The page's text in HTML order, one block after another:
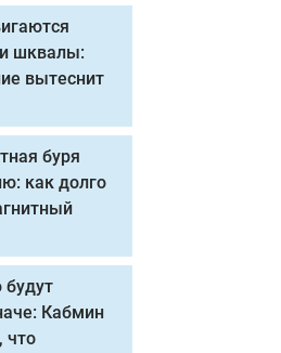
шквалы:
вытеснит
буря
как долго
будут
Кабмин
что